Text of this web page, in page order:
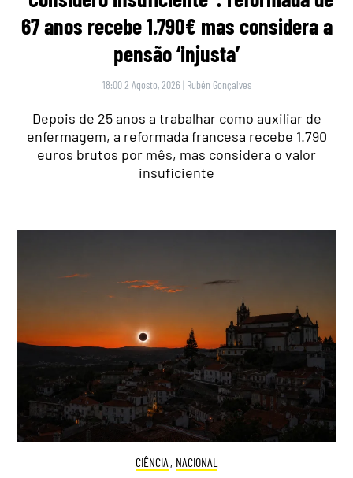
67 anos recebe 1.790€ mas considera a
pensão ‘injusta’
18:00 2 Agosto, 2026 | Rubén Gonçalves
Depois de 25 anos a trabalhar como auxiliar de
enfermagem, a reformada francesa recebe 1.790
euros brutos por mês, mas considera o valor
insuficiente
CIÊNCIA , NACIONAL